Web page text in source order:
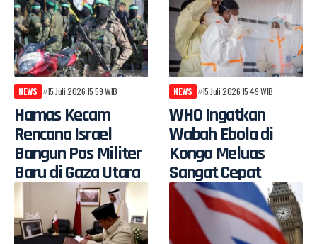
NEWS 15 Juli 2026 15:59 WIB
Hamas Kecam
Rencana Israel
Bangun Pos Militer
Baru di Gaza Utara
NEWS 15 Juli 2026 15:49 WIB
WHO Ingatkan
Wabah Ebola di
Kongo Meluas
Sangat Cepat